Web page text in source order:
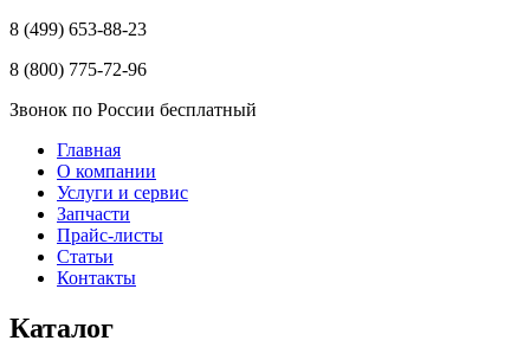
8 (499) 653-88-23
8 (800) 775-72-96
Звонок по России бесплатный
Главная
О компании
Услуги и сервис
Запчасти
Прайс-листы
Статьи
Контакты
Каталог